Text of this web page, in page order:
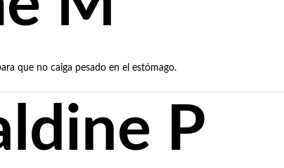
que no caiga pesado en el estómago.
P